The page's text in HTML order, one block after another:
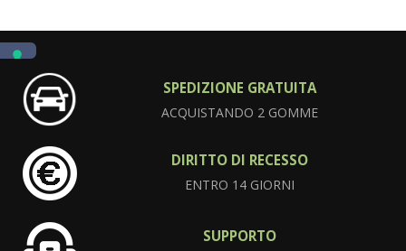
SPEDIZIONE GRATUITA
ACQUISTANDO 2 GOMME
DIRITTO DI RECESSO
ENTRO 14 GIORNI
SUPPORTO